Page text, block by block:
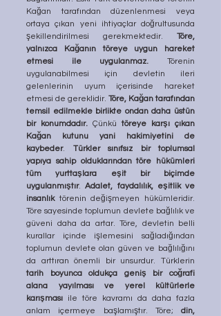
Kağan tarafından düzenlenmesi veya
ortaya çıkan yeni ihtiyaçlar doğrultusunda
şekillendirilmesi gerekmektedir. Töre,
yalnızca Kağanın töreye uygun hareket
etmesi ile uygulanmaz.
Törenin
uygulanabilmesi için devletin ileri
gelenlerinin uyum içerisinde hareket
etmesi de gereklidir. Töre, Kağan tarafından
temsil edilmekle birlikte ondan daha üstün
bir konumdadır. Çünkü töreye karşı çıkan
Kağan kutunu yani hakimiyetini de
kaybeder. Türkler sınıfsız bir toplumsal
yapıya sahip olduklarından töre hükümleri
tüm yurttaşlara eşit bir biçimde
uygulanmıştır. Adalet, faydalılık, eşitlik ve
insanlık törenin değişmeyen hükümleridir.
Töre sayesinde toplumun devlete bağlılık ve
güveni daha da artar. Töre, devletin belli
kurallar içinde işlemesini sağladığından
toplumun devlete olan güven ve bağlılığını
tarih boyunca oldukça geniş bir coğrafi
alana yayılması ve yerel kültürlerle
karışması ile töre kavramı da daha fazla
anlam içermeye başlamıştır. Töre; din,